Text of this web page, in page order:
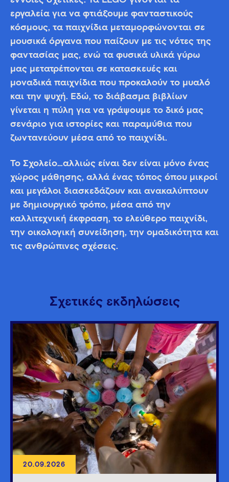
εργαλεία για να φτιάξουμε φανταστικούς
κόσμους, τα παιχνίδια μεταμορφώνονται σε
μουσικά όργανα που παίζουν με τις νότες της
φαντασίας μας, ενώ τα φυσικά υλικά γύρω
μας μετατρέπονται σε κατασκευές και
μοναδικά παιχνίδια που προκαλούν το μυαλό
και την ψυχή. Εδώ, το διάβασμα βιβλίων
γίνεται η πύλη για να γράψουμε το δικό μας
σενάριο για ιστορίες και παραμύθια που
ζωντανεύουν μέσα από το παιχνίδι.
Το Σχολείο…αλλιώς είναι δεν είναι μόνο ένας
χώρος μάθησης, αλλά ένας τόπος όπου μικροί
και μεγάλοι διασκεδάζουν και ανακαλύπτουν
με δημιουργικό τρόπο, μέσα από την
καλλιτεχνική έκφραση, το ελεύθερο παιχνίδι,
την οικολογική συνείδηση, την ομαδικότητα και
τις ανθρώπινες σχέσεις.
Σχετικές εκδηλώσεις
20.09.2026